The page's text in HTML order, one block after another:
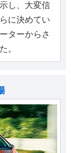
し、大変信
に決めてい
ターからさ
。